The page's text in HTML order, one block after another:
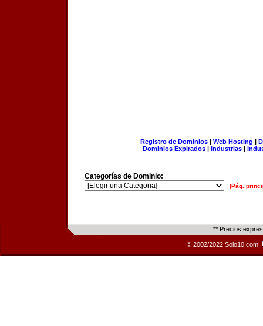
Registro de Dominios| Web Hosting |
Dominios Expirados | Industrias |
Categorías de Dominio:
[Pág.
** Precios
© 2002/2022 Solo10.com